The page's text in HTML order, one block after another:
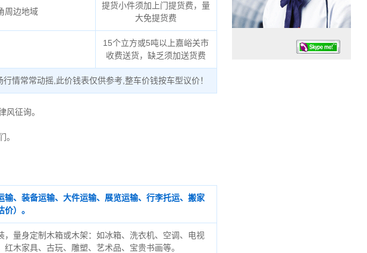
周边地域
提货小件须加上门提货费，量
大免提货费
15个立方或5吨以上嘉峪关市
收费送货，缺乏须加送货费
情常常动摇,此价钱表仅供参考,整车价钱按车型议价！
征询。
。
输、装备运输、大件运输、展览运输、行李托运、搬家
）。
，量身定制木箱或木架：如冰箱、洗衣机、空调、电视
红木家具、古玩、雕塑、艺术品、宝贵书画等。